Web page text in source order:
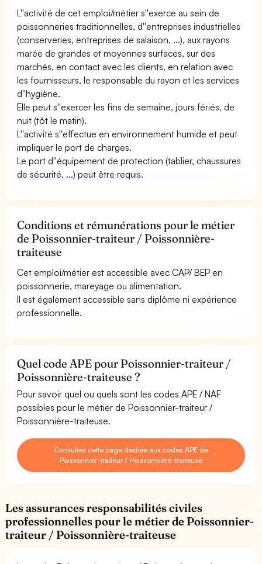
L''activité de cet emploi/métier s''exerce au sein de
poissonneries traditionnelles, d''entreprises industrielles
(conserveries, entreprises de salaison, ...), aux rayons
marée de grandes et moyennes surfaces, sur des
marchés, en contact avec les clients, en relation avec
les fournisseurs, le responsable du rayon et les services
d''hygiène.
Elle peut s''exercer les fins de semaine, jours fériés, de
nuit (tôt le matin).
L''activité s''effectue en environnement humide et peut
impliquer le port de charges.
Le port d''équipement de protection (tablier, chaussures
de sécurité, ...) peut être requis.
Conditions et rémunérations pour le métier
de Poissonnier-traiteur / Poissonnière-
traiteuse
Cet emploi/métier est accessible avec CAP/ BEP en
poissonnerie, mareyage ou alimentation.
Il est également accessible sans diplôme ni expérience
professionnelle.
Quel code APE pour Poissonnier-traiteur /
Poissonnière-traiteuse ?
Pour savoir quel ou quels sont les codes APE / NAF
possibles pour le métier de Poissonnier-traiteur /
Poissonnière-traiteuse.
Consultez cette page dédiée aux codes APE de
Poissonnier-traiteur / Poissonnière-traiteuse
Les assurances responsabilités civiles
professionnelles pour le métier de Poissonnier-
traiteur / Poissonnière-traiteuse